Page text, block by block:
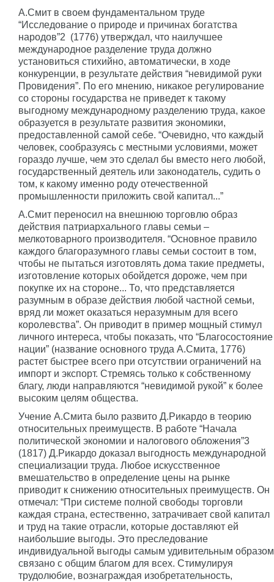
А.Смит в своем фундаментальном труде
“Исследование о природе и причинах богатства
народов”2 (1776) утверждал, что наилучшее
международное разделение труда должно
установиться стихийно, автоматически, в ходе
конкуренции, в результате действия “невидимой руки
Провидения”. По его мнению, никакое регулирование
со стороны государства не приведет к такому
выгодному международному разделению труда, какое
образуется в результате развития экономики,
предоставленной самой себе. “Очевидно, что каждый
человек, сообразуясь с местными условиями, может
гораздо лучше, чем это сделал бы вместо него любой,
государственный деятель или законодатель, судить о
том, к какому именно роду отечественной
промышленности приложить свой капитал...”
А.Смит переносил на внешнюю торговлю образ
действия патриархального главы семьи –
мелкотоварного производителя. “Основное правило
каждого благоразумного главы семьи состоит в том,
чтобы не пытаться изготовлять дома такие предметы,
изготовление которых обойдется дороже, чем при
покупке их на стороне... То, что представляется
разумным в образе действия любой частной семьи,
вряд ли может оказаться неразумным для всего
королевства”. Он приводит в пример мощный стимул
личного интереса, чтобы показать, что “Благосостояние
нации” (название основного труда А.Смита, 1776)
растет быстрее всего при отсутствии ограничений на
импорт и экспорт. Стремясь только к собственному
благу, люди направляются “невидимой рукой” к более
высоким целям общества.
Учение А.Смита было развито Д.Рикардо в теорию
относительных преимуществ. В работе “Начала
политической экономии и налогового обложения”3
(1817) Д.Рикардо доказал выгодность международной
специализации труда. Любое искусственное
вмешательство в определение цены на рынке
приводит к снижению относительных преимуществ. Он
отмечал: “При системе полной свободы торговли
каждая страна, естественно, затрачивает свой капитал
и труд на такие отрасли, которые доставляют ей
наибольшие выгоды. Это преследование
индивидуальной выгоды самым удивительным образом
связано с общим благом для всех. Стимулируя
трудолюбие, вознаграждая изобретательность,